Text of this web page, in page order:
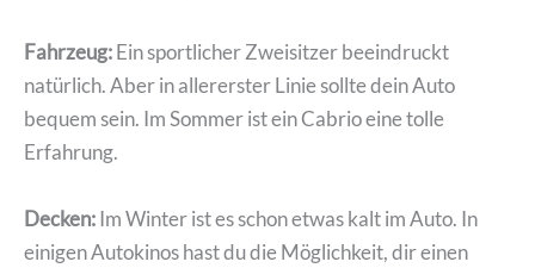
Fahrzeug:Ein sportlicher Zweisitzer beeindruckt
natürlich. Aber in allererster Linie sollte dein Auto
bequem sein. Im Sommer ist ein Cabrio eine tolle
Erfahrung.
Decken:Im Winter ist es schon etwas kalt im Auto. In
einigen Autokinos hast du die Möglichkeit, dir einen